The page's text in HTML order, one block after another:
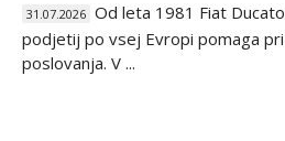
31.07.2026 Od leta 1981 Fiat
podjetij po vsej Evropi pomaga
poslovanja. V ...